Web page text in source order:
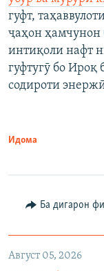
гуфт,
ҷаҳон ҳамчунон
интиқоли нафт
гуфтугӯ бо Ироқ
содироти
Идома
Ба дигарон
Август 05, 2026